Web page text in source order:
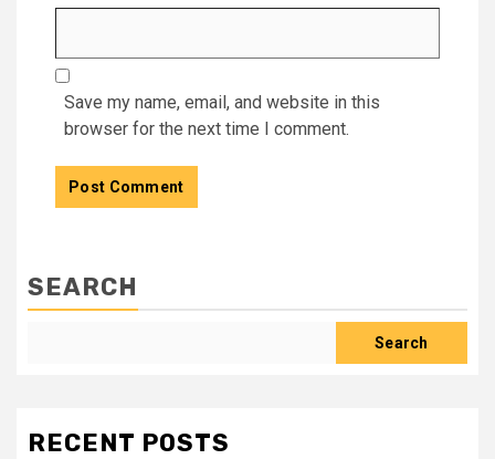
Save my name, email, and website in this
browser for the next time I comment.
SEARCH
Search
RECENT POSTS